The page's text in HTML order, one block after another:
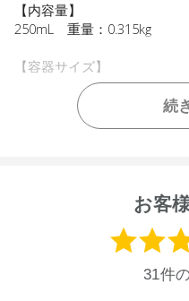
【内容量】
250mL 重量：0.315kg
【容器サイズ】
H177×W70×D46mm
【全成分】
酸、香料、ベンジルアルコ
ニュージーランド
続
お客